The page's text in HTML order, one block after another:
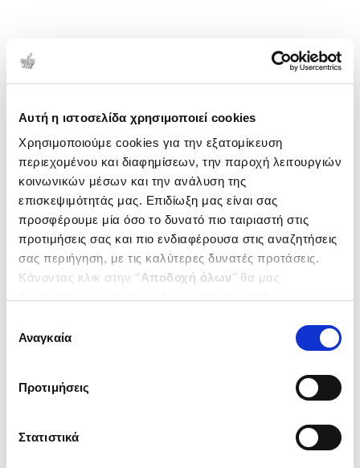
Αυτή η ιστοσελίδα χρησιμοποιεί cookies
Χρησιμοποιούμε cookies για την εξατομίκευση
περιεχομένου και διαφημίσεων, την παροχή λειτουργιών
κοινωνικών μέσων και την ανάλυση της
επισκεψιμότητάς μας. Επιδίωξη μας είναι σας
προσφέρουμε μία όσο το δυνατό πιο ταιριαστή στις
προτιμήσεις σας και πιο ενδιαφέρουσα στις αναζητήσεις
σας περιήγηση, με τις καλύτερες δυνατές προτάσεις.
Κάνοντας κλικ στην ‘’Αποδοχή όλων’’ θα μας
ενδιαφέρουν και να επιλέξετε από τα παρακάτω με την
΄΄και να ενημερωθείτε σχετικά με
συγκατάθεσης
Αναγκαία
Προτιμήσεις
Στατιστικά